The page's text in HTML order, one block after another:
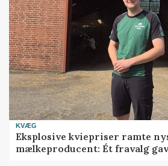
KVÆG
Eksplosive kviepriser ramte
mælkeproducent: Ét fravalg